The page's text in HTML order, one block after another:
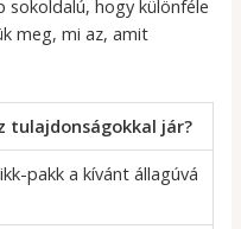
sokoldalú, hogy különféle
meg, mi az, amit
tulajdonságokkal jár?
pakk a kívánt állagúvá